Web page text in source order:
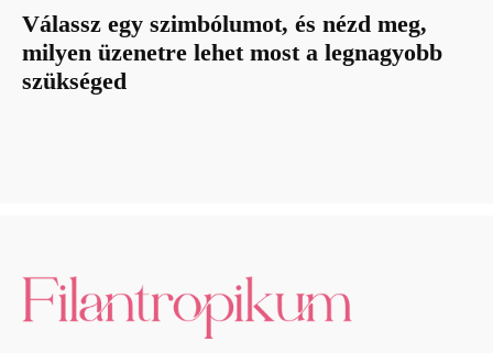
Válassz egy szimbólumot, és nézd meg,
milyen üzenetre lehet most a legnagyobb
szükséged